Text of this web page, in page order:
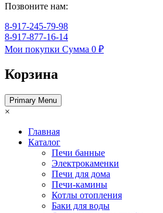
Позвоните нам:
8-917-245-79-98
8-917-877-16-14
Мои покупки Сумма 0 ₽
Корзина
Primary Menu
×
Главная
Каталог
Печи банные
Электрокаменки
Печи для дома
Печи-камины
Котлы отопления
Баки для воды